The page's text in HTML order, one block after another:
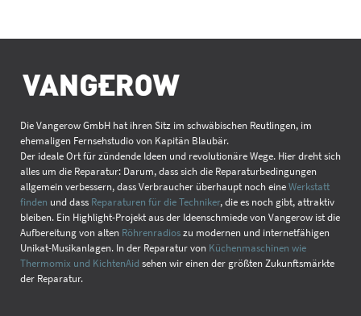
Die Vangerow GmbH hat ihren Sitz im schwäbischen Reutlingen, im
ehemaligen Fernsehstudio von Kapitän Blaubär.
Der ideale Ort für zündende Ideen und revolutionäre Wege. Hier dreht sich
alles um die Reparatur: Darum, dass sich die Reparaturbedingungen
allgemein verbessern, dass Verbraucher überhaupt noch eineWerkstatt
finden und dass Reparaturen für die Techniker, die es noch gibt, attraktiv
bleiben. Ein Highlight-Projekt aus der Ideenschmiede von Vangerow ist die
Aufbereitung von alten Röhrenradioszu modernen und internetfähigen
Unikat-Musikanlagen. In der Reparatur von Küchenmaschinen wie
Thermomix und KichtenAid sehen wir einen der größten Zukunftsmärkte
der Reparatur.